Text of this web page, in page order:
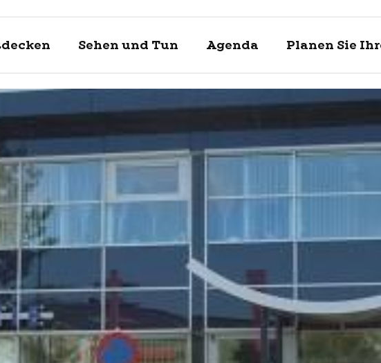
Sehen und Tun Agenda Planen Sie
Enkhuizen und
Was kann
Touristische